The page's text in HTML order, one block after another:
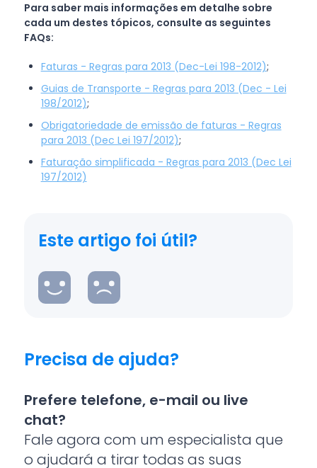
Para saber mais informações em detalhe sobre
cada um destes tópicos, consulte as seguintes
FAQs:
Faturas - Regras para 2013 (Dec-Lei 198-2012);
Guias de Transporte - Regras para 2013 (Dec - Lei
198/2012);
Obrigatoriedade de emissão de faturas - Regras
para 2013 (Dec Lei 197/2012);
Faturação simplificada - Regras para 2013 (Dec Lei
197/2012)
Este artigo foi útil?
Precisa de ajuda?
Prefere telefone, e-mail ou live
chat?
Fale agora com um especialista que
o ajudará a tirar todas as suas